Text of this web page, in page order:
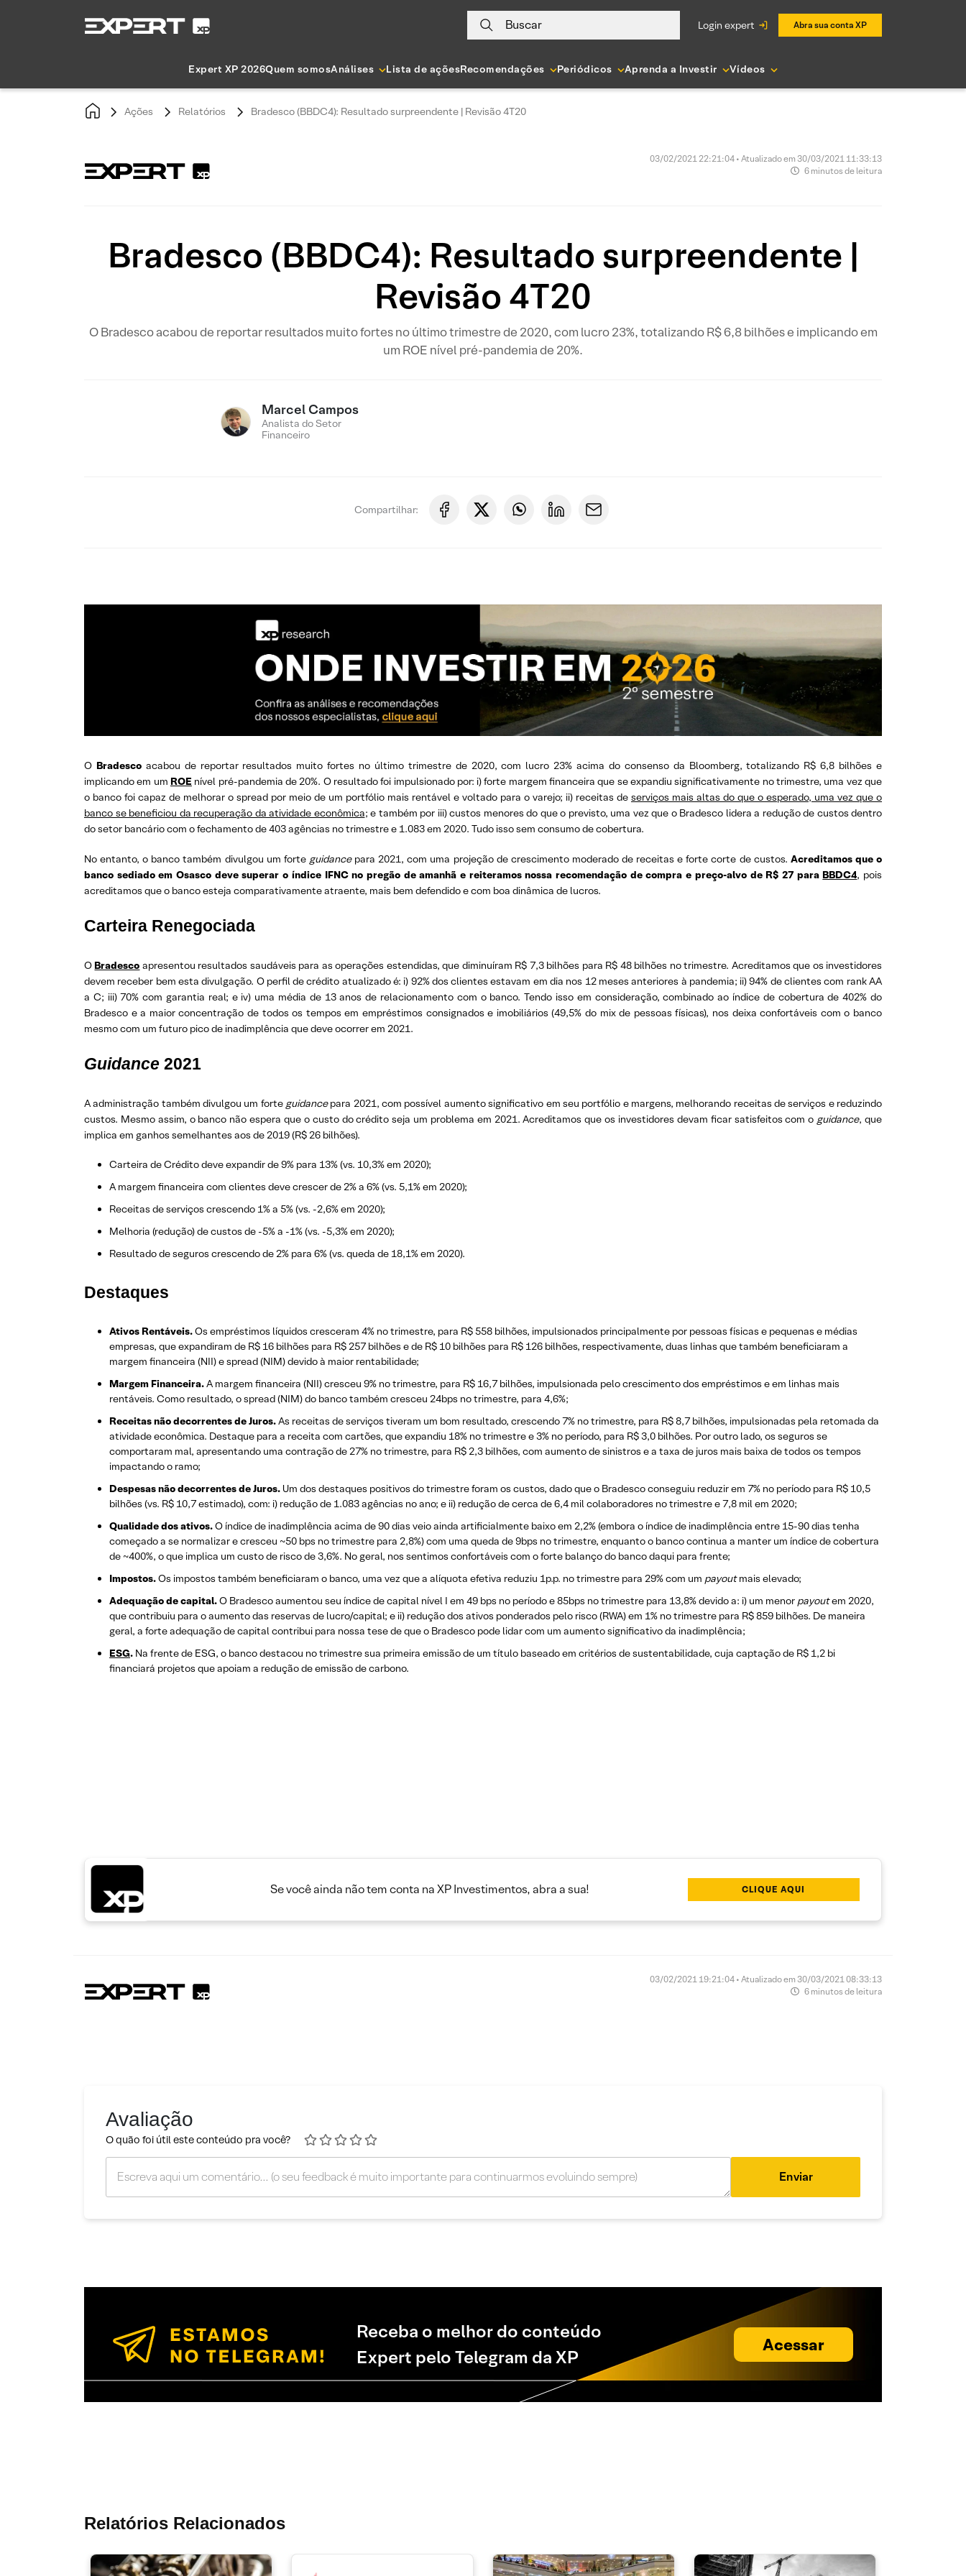
Buscar login expert Abra sua conta XP
Expert XP 2026Quem somosAnálises Lista de açõesRecomendações Periódicos Aprenda a Investir Vídeos
Ações Relatórios Bradesco (BBDC4): Resultado surpreendente | Revisão 4T20
03/02/2021 22:21:04 • Atualizado em 30/03/2021 11:33:13
6 minutos de leitura
Bradesco (BBDC4): Resultado surpreendente |
Revisão 4T20
O Bradesco acabou de reportar resultados muito fortes no último trimestre de 2020, com lucro 23%, totalizando R$ 6,8 bilhões e implicando em
um ROE nível pré-pandemia de 20%.
Marcel Campos
Analista do Setor
Financeiro
Compartilhar:
O Bradescoacabou de reportar resultados muito fortes no último trimestre de 2020, com lucro 23% acima do consenso da Bloomberg, totalizando R$ 6,8 bilhões e
implicando em um ROE nível pré-pandemia de 20%. O resultado foi impulsionado por: i) forte margem financeira que se expandiu significativamente no trimestre, uma vez que
o banco foi capaz de melhorar o spread por meio de um portfólio mais rentável e voltado para o varejo; ii) receitas de serviços mais altas do que o esperado, uma vez que o
banco se beneficiou da recuperação da atividade econômica; e também por iii) custos menores do que o previsto, uma vez que o Bradesco lidera a redução de custos dentro
do setor bancário com o fechamento de 403 agências no trimestre e 1.083 em 2020. Tudo isso sem consumo de cobertura.
No entanto, o banco também divulgou um forte guidancepara 2021, com uma projeção de crescimento moderado de receitas e forte corte de custos. Acreditamos que o
banco sediado em Osasco deve superar o índice IFNC no pregão de amanhã e reiteramos nossa recomendação de compra e preço-alvo de R$ 27 para BBDC4, pois
acreditamos que o banco esteja comparativamente atraente, mais bem defendido e com boa dinâmica de lucros.
Carteira Renegociada
O Bradesco apresentou resultados saudáveis ​​para as operações estendidas, que diminuíram R$ 7,3 bilhões para R$ 48 bilhões no trimestre. Acreditamos que os investidores
devem receber bem esta divulgação. O perfil de crédito atualizado é: i) 92% dos clientes estavam em dia nos 12 meses anteriores à pandemia; ii) 94% de clientes com rank AA
a C; iii) 70% com garantia real; e iv) uma média de 13 anos de relacionamento com o banco. Tendo isso em consideração, combinado ao índice de cobertura de 402% do
Bradesco e a maior concentração de todos os tempos em empréstimos consignados e imobiliários (49,5% do mix de pessoas físicas), nos deixa confortáveis ​​com o banco
mesmo com um futuro pico de inadimplência que deve ocorrer em 2021.
Guidance 2021
A administração também divulgou um forte guidancepara 2021, com possível aumento significativo em seu portfólio e margens, melhorando receitas de serviços e reduzindo
custos. Mesmo assim, o banco não espera que o custo do crédito seja um problema em 2021. Acreditamos que os investidores devam ficar satisfeitos com o guidance, que
implica em ganhos semelhantes aos de 2019 (R$ 26 bilhões).
Carteira de Crédito deve expandir de 9% para 13% (vs. 10,3% em 2020);
A margem financeira com clientes deve crescer de 2% a 6% (vs. 5,1% em 2020);
Receitas de serviços crescendo 1% a 5% (vs. -2,6% em 2020);
Melhoria (redução) de custos de -5% a -1% (vs. -5,3% em 2020);
Resultado de seguros crescendo de 2% para 6% (vs. queda de 18,1% em 2020).
Destaques
Ativos Rentáveis.Os empréstimos líquidos cresceram 4% no trimestre, para R$ 558 bilhões, impulsionados principalmente por pessoas físicas e pequenas e médias
empresas, que expandiram de R$ 16 bilhões para R$ 257 bilhões e de R$ 10 bilhões para R$ 126 bilhões, respectivamente, duas linhas que também beneficiaram a
margem financeira (NII) e spread (NIM) devido à maior rentabilidade;
Margem Financeira.A margem financeira (NII) cresceu 9% no trimestre, para R$ 16,7 bilhões, impulsionada pelo crescimento dos empréstimos e em linhas mais
rentáveis. Como resultado, o spread (NIM) do banco também cresceu 24bps no trimestre, para 4,6%;
Receitas não decorrentes de Juros.As receitas de serviços tiveram um bom resultado, crescendo 7% no trimestre, para R$ 8,7 bilhões, impulsionadas pela retomada da
atividade econômica. Destaque para a receita com cartões, que expandiu 18% no trimestre e 3% no período, para R$ 3,0 bilhões. Por outro lado, os seguros se
comportaram mal, apresentando uma contração de 27% no trimestre, para R$ 2,3 bilhões, com aumento de sinistros e a taxa de juros mais baixa de todos os tempos
impactando o ramo;
Despesas não decorrentes de Juros. Um dos destaques positivos do trimestre foram os custos, dado que o Bradesco conseguiu reduzir em 7% no período para R$ 10,5
bilhões (vs. R$ 10,7 estimado), com: i) redução de 1.083 agências no ano; e ii) redução de cerca de 6,4 mil colaboradores no trimestre e 7,8 mil em 2020;
Qualidade dos ativos.O índice de inadimplência acima de 90 dias veio ainda artificialmente baixo em 2,2% (embora o índice de inadimplência entre 15-90 dias tenha
começado a se normalizar e cresceu ~50 bps no trimestre para 2,8%) com uma queda de 9bps no trimestre, enquanto o banco continua a manter um índice de cobertura
de ~400%, o que implica um custo de risco de 3,6%. No geral, nos sentimos confortáveis ​​com o forte balanço do banco daqui para frente;
Impostos.Os impostos também beneficiaram o banco, uma vez que a alíquota efetiva reduziu 1p.p. no trimestre para 29% com um payoutmais elevado;
Adequação de capital.O Bradesco aumentou seu índice de capital nível I em 49 bps no período e 85bps no trimestre para 13,8% devido a: i) um menor payoutem 2020,
que contribuiu para o aumento das reservas de lucro/capital; e ii) redução dos ativos ponderados pelo risco (RWA) em 1% no trimestre para R$ 859 bilhões. De maneira
geral, a forte adequação de capital contribui para nossa tese de que o Bradesco pode lidar com um aumento significativo da inadimplência;
ESG. Na frente de ESG, o banco destacou no trimestre sua primeira emissão de um título baseado em critérios de sustentabilidade, cuja captação de R$ 1,2 bi
financiará projetos que apoiam a redução de emissão de carbono.
Se você ainda não tem conta na XP Investimentos, abra a sua! CLIQUE AQUI
03/02/2021 19:21:04 • Atualizado em 30/03/2021 08:33:13
6 minutos de leitura
Avaliação
O quão foi útil este conteúdo pra você?
Enviar
Receba o melhor do conteúdo
Expert pelo Telegram da XP
Acessar
Relatórios Relacionados